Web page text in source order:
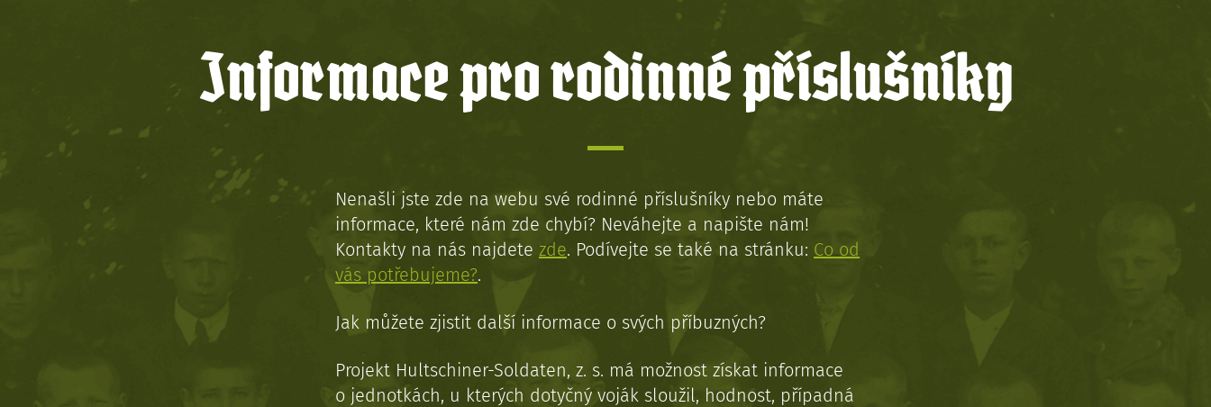
Informace pro rodinné příslušníky
Nenašli jste zde na webu své rodinné příslušníky nebo máte
informace, které nám zde chybí? Neváhejte a napište nám!
Kontakty na nás najdete zde. Podívejte se také na stránku: Co od
vás potřebujeme?.
Jak můžete zjistit další informace o svých příbuzných?
Projekt Hultschiner-Soldaten, z. s. má možnost získat informace
o jednotkách, u kterých dotyčný voják sloužil, hodnost, případná